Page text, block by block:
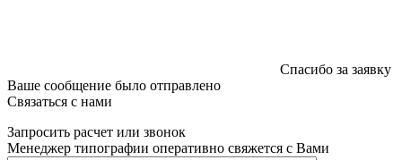
Спасибо за заявку
Ваше сообщение было отправлено
Связаться с нами
Запросить расчет или звонок
Менеджер типографии оперативно свяжется с Вами